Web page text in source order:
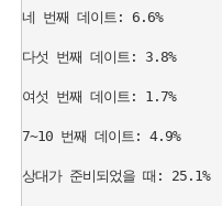
네 번째 데이트: 6.6%
다섯 번째 데이트: 3.8%
여섯 번째 데이트: 1.7%
7~10 번째 데이트: 4.9%
상대가 준비되었을 때: 25.1%